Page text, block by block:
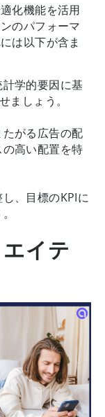
化機能を活用
のパフォーマ
は以下が含ま
学的要因に基
ましょう。
がる広告の配
高い配置を特
、目標のKPIに
イテ